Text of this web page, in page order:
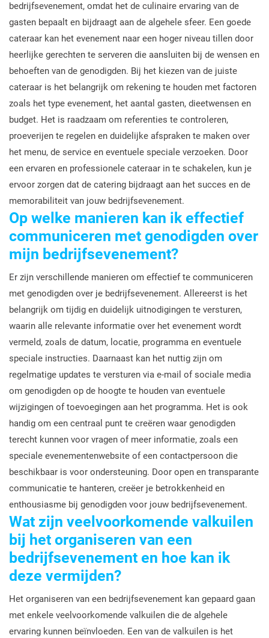
bedrijfsevenement, omdat het de culinaire ervaring van de
gasten bepaalt en bijdraagt aan de algehele sfeer. Een goede
cateraar kan het evenement naar een hoger niveau tillen door
heerlijke gerechten te serveren die aansluiten bij de wensen en
behoeften van de genodigden. Bij het kiezen van de juiste
cateraar is het belangrijk om rekening te houden met factoren
zoals het type evenement, het aantal gasten, dieetwensen en
budget. Het is raadzaam om referenties te controleren,
proeverijen te regelen en duidelijke afspraken te maken over
het menu, de service en eventuele speciale verzoeken. Door
een ervaren en professionele cateraar in te schakelen, kun je
ervoor zorgen dat de catering bijdraagt aan het succes en de
memorabiliteit van jouw bedrijfsevenement.
Op welke manieren kan ik effectief
communiceren met genodigden over
mijn bedrijfsevenement?
Er zijn verschillende manieren om effectief te communiceren
met genodigden over je bedrijfsevenement. Allereerst is het
belangrijk om tijdig en duidelijk uitnodigingen te versturen,
waarin alle relevante informatie over het evenement wordt
vermeld, zoals de datum, locatie, programma en eventuele
speciale instructies. Daarnaast kan het nuttig zijn om
regelmatige updates te versturen via e-mail of sociale media
om genodigden op de hoogte te houden van eventuele
wijzigingen of toevoegingen aan het programma. Het is ook
handig om een centraal punt te creëren waar genodigden
terecht kunnen voor vragen of meer informatie, zoals een
speciale evenementenwebsite of een contactpersoon die
beschikbaar is voor ondersteuning. Door open en transparante
communicatie te hanteren, creëer je betrokkenheid en
enthousiasme bij genodigden voor jouw bedrijfsevenement.
Wat zijn veelvoorkomende valkuilen
bij het organiseren van een
bedrijfsevenement en hoe kan ik
deze vermijden?
Het organiseren van een bedrijfsevenement kan gepaard gaan
met enkele veelvoorkomende valkuilen die de algehele
ervaring kunnen beïnvloeden. Een van de valkuilen is het